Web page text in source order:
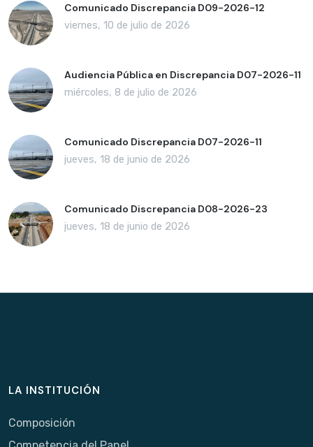
Comunicado Discrepancia D09-2026-12
viernes, 10 de julio de 2026
Audiencia Pública en Discrepancia D07-2026-11
miércoles, 8 de julio de 2026
Comunicado Discrepancia D07-2026-11
jueves, 18 de junio de 2026
Comunicado Discrepancia D08-2026-23
jueves, 18 de junio de 2026
LA INSTITUCIÓN
Composición